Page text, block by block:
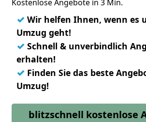
Kostenlose Angebote in 3 Min.
✓ Wir helfen Ihnen, wenn es
Umzug geht!
✓ Schnell & unverbindlich
erhalten!
✓ Finden Sie das beste
Umzug!
blitzschnell kostenlose